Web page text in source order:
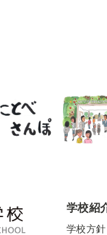
学校紹
学校方針